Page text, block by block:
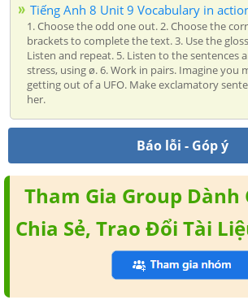
Tiếng Anh 8 Unit 9 Vocabulary in
1. Choose the odd one out. 2. Choose the
brackets to complete the text. 3. Use the
Listen and repeat. 5. Listen to the sentences
stress, using ø. 6. Work in pairs. Imagine you
getting out of a UFO. Make exclamatory
her.
Báo lỗi - Góp ý
Tham Gia Group Dành
Chia Sẻ, Trao Đổi Tài